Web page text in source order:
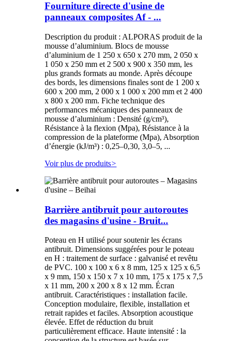
Fourniture directe d'usine de
panneaux composites Af - ...
Description du produit : ALPORAS produit de la
mousse d’aluminium. Blocs de mousse
d’aluminium de 1 250 x 650 x 270 mm, 2 050 x
1 050 x 250 mm et 2 500 x 900 x 350 mm, les
plus grands formats au monde. Après découpe
des bords, les dimensions finales sont de 1 200 x
600 x 200 mm, 2 000 x 1 000 x 200 mm et 2 400
x 800 x 200 mm. Fiche technique des
performances mécaniques des panneaux de
mousse d’aluminium : Densité (g/cm³),
Résistance à la flexion (Mpa), Résistance à la
compression de la plateforme (Mpa), Absorption
d’énergie (kJ/m³) : 0,25–0,30, 3,0–5, ...
Voir plus de produits>
Barrière antibruit pour autoroutes
des magasins d'usine - Bruit...
Poteau en H utilisé pour soutenir les écrans
antibruit. Dimensions suggérées pour le poteau
en H : traitement de surface : galvanisé et revêtu
de PVC. 100 x 100 x 6 x 8 mm, 125 x 125 x 6,5
x 9 mm, 150 x 150 x 7 x 10 mm, 175 x 175 x 7,5
x 11 mm, 200 x 200 x 8 x 12 mm. Écran
antibruit. Caractéristiques : installation facile.
Conception modulaire, flexible, installation et
retrait rapides et faciles. Absorption acoustique
élevée. Effet de réduction du bruit
particulièrement efficace. Haute intensité : la